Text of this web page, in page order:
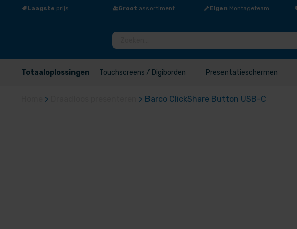
Laagste prijs Groot assortiment Eigen Montageteam
Totaaloplossingen Touchscreens / Digiborden Presentatieschermen
> > Barco ClickShare Button USB-C